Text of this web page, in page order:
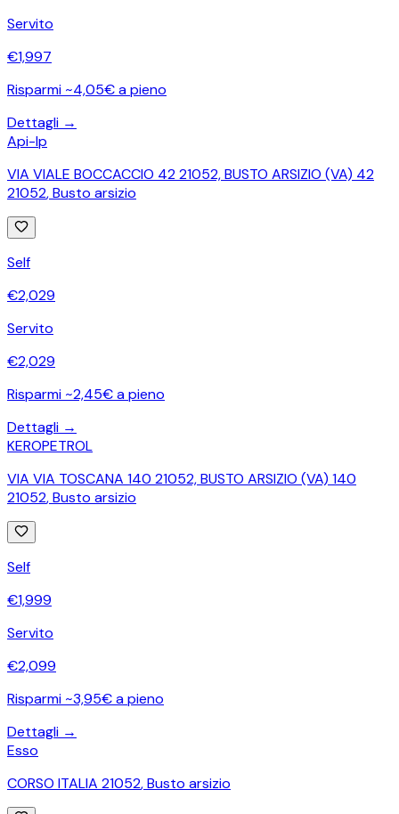
Servito
€1,997
Risparmi ~4,05€ a pieno
Dettagli →
Api-Ip
VIA VIALE BOCCACCIO 42 21052, BUSTO ARSIZIO (VA) 42
21052,Busto arsizio
Self
€2,029
Servito
€2,029
Risparmi ~2,45€ a pieno
Dettagli →
KEROPETROL
VIA VIA TOSCANA 140 21052, BUSTO ARSIZIO (VA) 140
21052,Busto arsizio
Self
€1,999
Servito
€2,099
Risparmi ~3,95€ a pieno
Dettagli →
Esso
CORSO ITALIA 21052,Busto arsizio